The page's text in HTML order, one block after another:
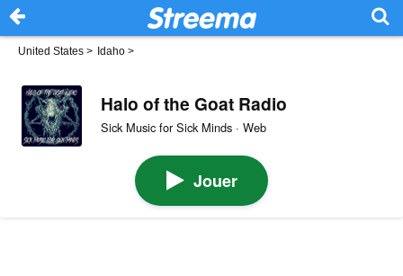
United States > Idaho >
Halo of the Goat Radio
Sick Music for Sick Minds · Web
Jouer